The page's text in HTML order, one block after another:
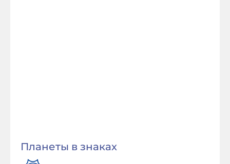
Планеты в знаках